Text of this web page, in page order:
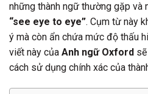
những thành ngữ thường gặp và
“see eye to eye”. Cụm từ này
ý mà còn ẩn chứa mức độ thấu
viết này của Anh ngữ Oxford
cách sử dụng chính xác của